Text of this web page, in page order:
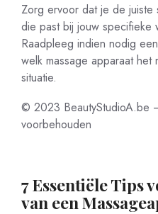
Zorg ervoor dat je de juiste
die past bij jouw specifieke
Raadpleeg indien nodig
welk massage apparaat
situatie.
© 2023 BeautyStudioA.be
voorbehouden
7 Essentiële Tips
van een